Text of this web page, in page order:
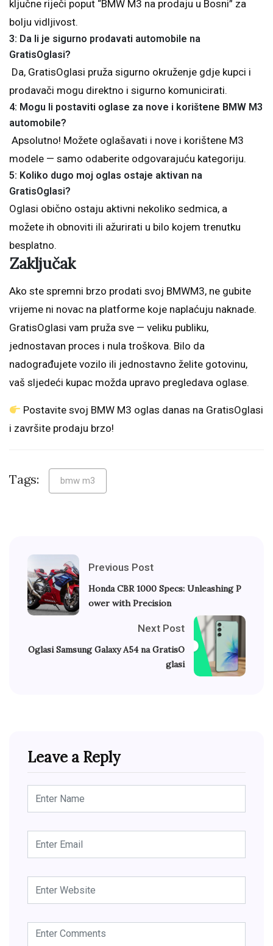
ključne riječi poput “BMW M3 na prodaju u Bosni” za
bolju vidljivost.
3: Da li je sigurno prodavati automobile na
GratisOglasi?
Da, GratisOglasi pruža sigurno okruženje gdje kupci i
prodavači mogu direktno i sigurno komunicirati.
4: Mogu li postaviti oglase za nove i korištene BMW M3
automobile?
Apsolutno! Možete oglašavati i nove i korištene M3
modele — samo odaberite odgovarajuću kategoriju.
5: Koliko dugo moj oglas ostaje aktivan na
GratisOglasi?
Oglasi obično ostaju aktivni nekoliko sedmica, a
možete ih obnoviti ili ažurirati u bilo kojem trenutku
besplatno.
Zaključak
Ako ste spremni brzo prodati svoj BMWM3, ne gubite
vrijeme ni novac na platforme koje naplaćuju naknade.
GratisOglasi vam pruža sve — veliku publiku,
jednostavan proces i nula troškova. Bilo da
nadograđujete vozilo ili jednostavno želite gotovinu,
vaš sljedeći kupac možda upravo pregledava oglase.
Postavite svoj BMW M3 oglas danas na GratisOglasi
i završite prodaju brzo!
Tags: bmw m3
Previous Post
Honda CBR 1000 Specs: Unleashing P
ower with Precision
Next Post
Oglasi Samsung Galaxy A54 na GratisO
glasi
Leave a Reply